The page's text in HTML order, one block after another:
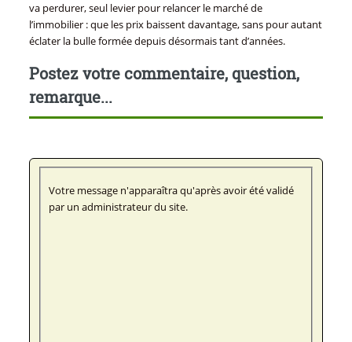
va perdurer, seul levier pour relancer le marché de
l’immobilier : que les prix baissent davantage, sans pour autant
éclater la bulle formée depuis désormais tant d’années.
Postez votre commentaire, question,
remarque...
Votre message n'apparaîtra qu'après avoir été validé
par un administrateur du site.